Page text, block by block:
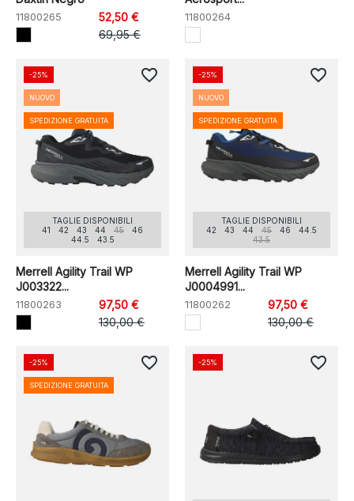
11800265
52,50 €
69,95 €
11800264
TAGLIE DISPONIBILI
41
42 43 44 45
46
44.5
43.5
Merrell Agility Trail WP
J003322...
11800263
97,50 €
130,00 €
-25%
NUOVO
SPEDIZIONE GRATUITA
favorite_border
TAGLIE DISPONIBILI
42
43 44 45 46
44.5
43.5
Merrell Agility Trail WP
J0004991...
11800262
97,50 €
130,00 €
-25%
NUOVO
SPEDIZIONE GRATUITA
favorite_border
-25%
SPEDIZIONE GRATUITA
favorite_border -25% favorite_border